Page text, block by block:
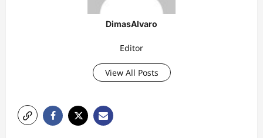
DimasAlvaro
Editor
View All Posts